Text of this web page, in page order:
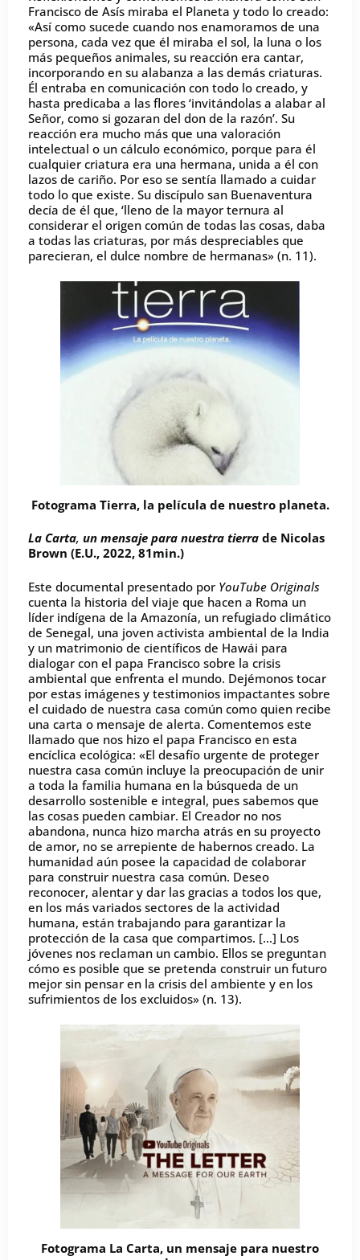
Francisco de Asís miraba el Planeta y todo lo creado:
«Así como sucede cuando nos enamoramos de una
persona, cada vez que él miraba el sol, la luna o los
más pequeños animales, su reacción era cantar,
incorporando en su alabanza a las demás criaturas.
Él entraba en comunicación con todo lo creado, y
hasta predicaba a las flores ‘invitándolas a alabar al
Señor, como si gozaran del don de la razón’. Su
reacción era mucho más que una valoración
intelectual o un cálculo económico, porque para él
cualquier criatura era una hermana, unida a él con
lazos de cariño. Por eso se sentía llamado a cuidar
todo lo que existe. Su discípulo san Buenaventura
decía de él que, ‘lleno de la mayor ternura al
considerar el origen común de todas las cosas, daba
a todas las criaturas, por más despreciables que
parecieran, el dulce nombre de hermanas» (n. 11).
Fotograma Tierra, la película de nuestro planeta.
La Carta, un mensaje para nuestra tierra de Nicolas
Brown (E.U., 2022, 81min.)
Este documental presentado por YouTube Originals
cuenta la historia del viaje que hacen a Roma un
líder indígena de la Amazonía, un refugiado climático
de Senegal, una joven activista ambiental de la India
y un matrimonio de científicos de Hawái para
dialogar con el papa Francisco sobre la crisis
ambiental que enfrenta el mundo. Dejémonos tocar
por estas imágenes y testimonios impactantes sobre
el cuidado de nuestra casa común como quien recibe
una carta o mensaje de alerta. Comentemos este
llamado que nos hizo el papa Francisco en esta
encíclica ecológica: «El desafío urgente de proteger
nuestra casa común incluye la preocupación de unir
a toda la familia humana en la búsqueda de un
desarrollo sostenible e integral, pues sabemos que
las cosas pueden cambiar. El Creador no nos
abandona, nunca hizo marcha atrás en su proyecto
de amor, no se arrepiente de habernos creado. La
humanidad aún posee la capacidad de colaborar
para construir nuestra casa común. Deseo
reconocer, alentar y dar las gracias a todos los que,
en los más variados sectores de la actividad
humana, están trabajando para garantizar la
protección de la casa que compartimos. […] Los
jóvenes nos reclaman un cambio. Ellos se preguntan
cómo es posible que se pretenda construir un futuro
mejor sin pensar en la crisis del ambiente y en los
sufrimientos de los excluidos» (n. 13).
Fotograma La Carta, un mensaje para nuestro